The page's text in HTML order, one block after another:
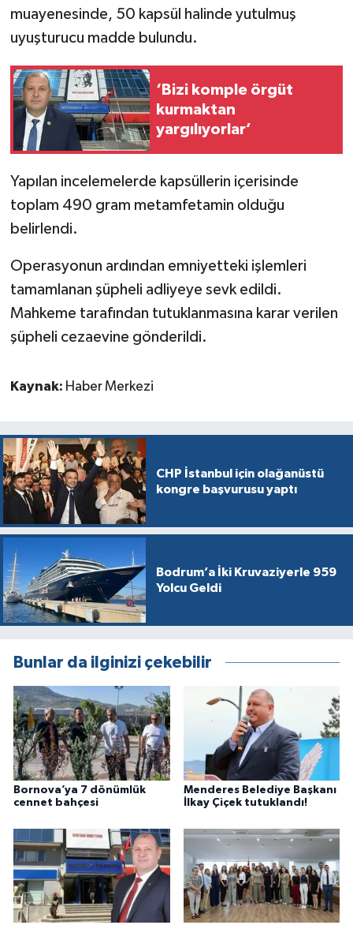
muayenesinde, 50 kapsül halinde yutulmuş
uyuşturucu madde bulundu.
‘Bizi komple örgüt
kurmaktan
yargılıyorlar’
Yapılan incelemelerde kapsüllerin içerisinde
toplam 490 gram metamfetamin olduğu
belirlendi.
Operasyonun ardından emniyetteki işlemleri
tamamlanan şüpheli adliyeye sevk edildi.
Mahkeme tarafından tutuklanmasına karar verilen
şüpheli cezaevine gönderildi.
Kaynak: Haber Merkezi
CHP İstanbul için olağanüstü
kongre başvurusu yaptı
Bodrum’a İki Kruvaziyerle 959
Yolcu Geldi
Bunlar da ilginizi çekebilir
Bornova’ya 7 dönümlük
cennet bahçesi
Menderes Belediye Başkanı
İlkay Çiçek tutuklandı!